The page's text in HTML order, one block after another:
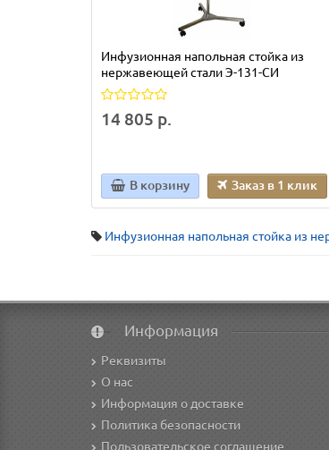
Инфузионная напольная стойка из
нержавеющей стали Э-131-СИ
14 805 р.
В корзину Заказ в 1 клик
Инфузионная напольная стойка из
Информация
Реквизиты
О нас
Информация о доставке
Политика безопасности
Пользовательское соглашение